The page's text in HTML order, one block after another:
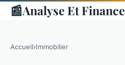
📰Analyse Et Finance
Accueil›Immobilier